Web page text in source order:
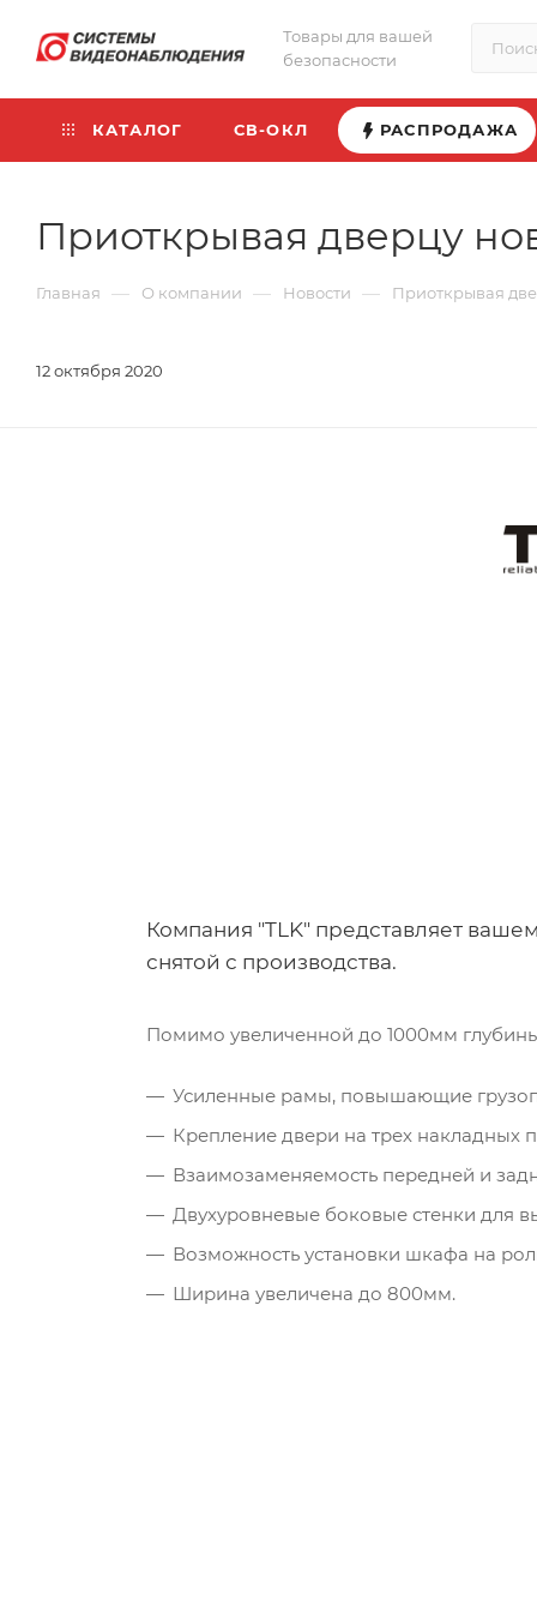
Товары для вашей
безопасности
КАТАЛОГ СВ-ОКЛ РАСПРОДАЖА
Приоткрывая дверцу
Главная — О компании — Новости — Приоткрывая
12 октября 2020
Компания "TLK" представляет
снятой с производства.
Помимо увеличенной до 1000мм
Усиленные рамы, повышающие
Крепление двери на трех накладных
Взаимозаменяемость передней и
Двухуровневые боковые стенки для
Возможность установки шкафа на
Ширина увеличена до 800мм.